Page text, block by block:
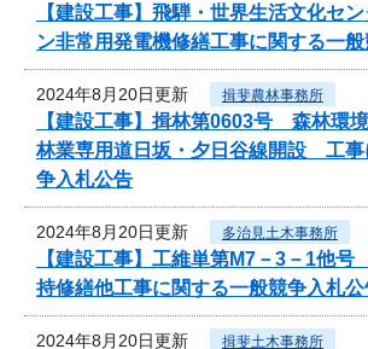
【建設工事】飛騨・世界生活文化セ
ン非常用発電機修繕工事に関する一
2024年8月20日更新 揖斐農林事務所
【建設工事】揖林第0603号 森林環
林業専用道日坂・夕日谷線開設 工事
争入札公告
2024年8月20日更新 多治見土木事務所
【建設工事】工維単第M7－3－1他
持修繕他工事に関する一般競争入札公
2024年8月20日更新 揖斐土木事務所